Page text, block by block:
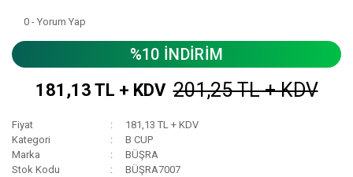
0 - Yorum Yap
%10 İNDİRİM
181,13 TL + KDV 201,25 TL + KDV
Fiyat
181,13 TL + KDV
Kategori
B CUP
Marka
BÜŞRA
Stok Kodu
BÜŞRA7007